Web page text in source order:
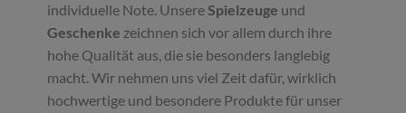
individuelle Note. UnsereSpielzeuge und
Geschenke zeichnen sich vor allem durch ihre
hohe Qualität aus, die sie besonders langlebig
macht. Wir nehmen uns viel Zeit dafür, wirklich
hochwertige und besondere Produkte für unser